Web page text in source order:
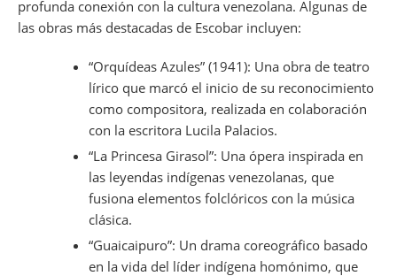
profunda conexión con la cultura venezolana. Algunas de
las obras más destacadas de Escobar incluyen:
“Orquídeas Azules” (1941): Una obra de teatro
lírico que marcó el inicio de su reconocimiento
como compositora, realizada en colaboración
con la escritora Lucila Palacios.
“La Princesa Girasol”: Una ópera inspirada en
las leyendas indígenas venezolanas, que
fusiona elementos folclóricos con la música
clásica.
“Guaicaipuro”: Un drama coreográfico basado
en la vida del líder indígena homónimo, que